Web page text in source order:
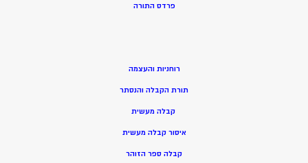
פרדס התורה
רוחניות והעצמה
תורת הקבלה והנסתר
קבלה מעשית
איסור קבלה מעשית
קבלה ספר הזוהר